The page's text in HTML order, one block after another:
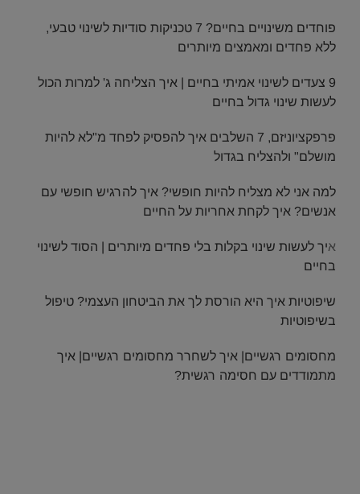
פוחדים משינויים בחיים? 7 טכניקות סודיות לשינוי טבעי,
ללא פחדים ומאמצים מיותרים
9 צעדים לשינוי אמיתי בחיים | איך הצליחה ג' למרות הכול
לעשות שינוי גדול בחיים
פרפקציוניזם, 7 השלבים איך להפסיק לפחד מ"לא להיות
מושלם" ולהצליח בגדול
למה אני לא מצליח להיות חופשי? איך להרגיש חופשי עם
אנשים? איך לקחת אחריות על החיים
איך לעשות שינוי בקלות בלי פחדים מיותרים | הסוד לשינוי
בחיים
שיפוטיות איך היא הורסת לך את הביטחון העצמי? טיפול
בשיפוטיות
מחסומים רגשיים| איך לשחרר מחסומים רגשיים| איך
מתמודדים עם חסימה רגשית?